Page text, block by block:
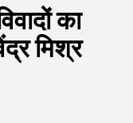
का
मिश्र